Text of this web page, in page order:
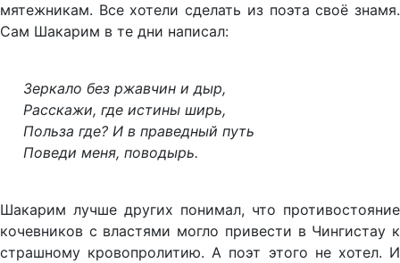
мятежникам. Все хотели сделать из поэта своё знамя.
Сам Шакарим в те дни написал:
Зеркало без ржавчин и дыр,
Расскажи, где истины ширь,
Польза где? И в праведный путь
Поведи меня, поводырь.
Шакарим лучше других понимал, что противостояние
кочевников с властями могло привести в Чингистау к
страшному кровопролитию. А поэт этого не хотел. И